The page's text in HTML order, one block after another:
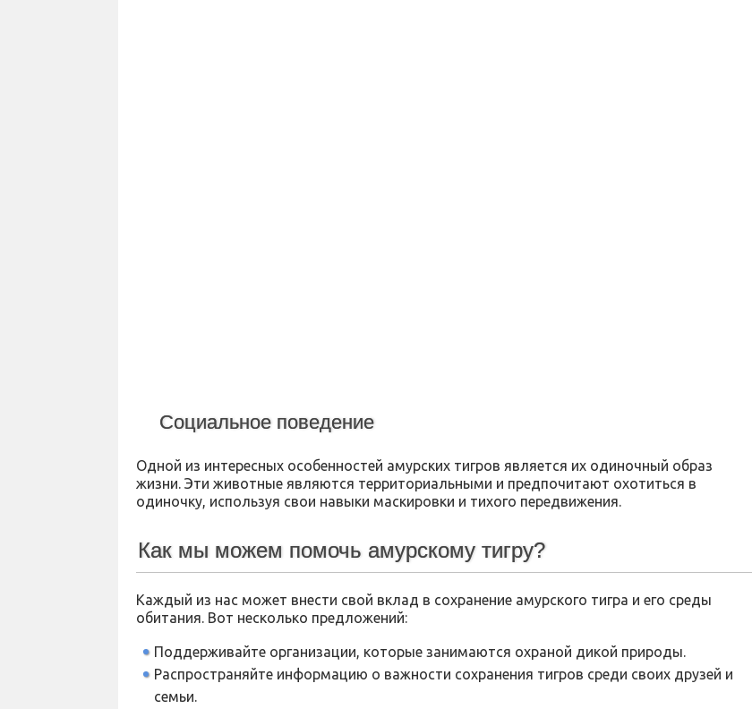
Социальное поведение
Одной из интересных особенностей амурских тигров является их одиночный образ
жизни. Эти животные являются территориальными и предпочитают охотиться в
одиночку, используя свои навыки маскировки и тихого передвижения.
Как мы можем помочь амурскому тигру?
Каждый из нас может внести свой вклад в сохранение амурского тигра и его среды
обитания. Вот несколько предложений:
Поддерживайте организации, которые занимаются охраной дикой природы.
Распространяйте информацию о важности сохранения тигров среди своих друзей и
семьи.